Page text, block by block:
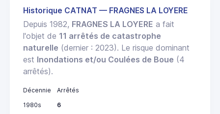
Historique CATNAT — FRAGNES LA LOYERE
Depuis 1982, FRAGNES LA LOYERE a fait
l'objet de 11 arrêtés de catastrophe
naturelle (dernier : 2023). Le risque dominant
est Inondations et/ou Coulées de Boue (4
arrêtés).
Décennie
Arrêtés
1980s
6